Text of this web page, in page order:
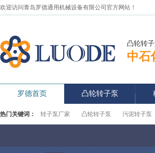
欢迎访问青岛罗德通用机械设备有限公司官方网站！
凸轮转
中石
罗德首页 凸轮转子泵
热门关键词： 转子泵厂家 凸轮转子泵 污泥转子泵